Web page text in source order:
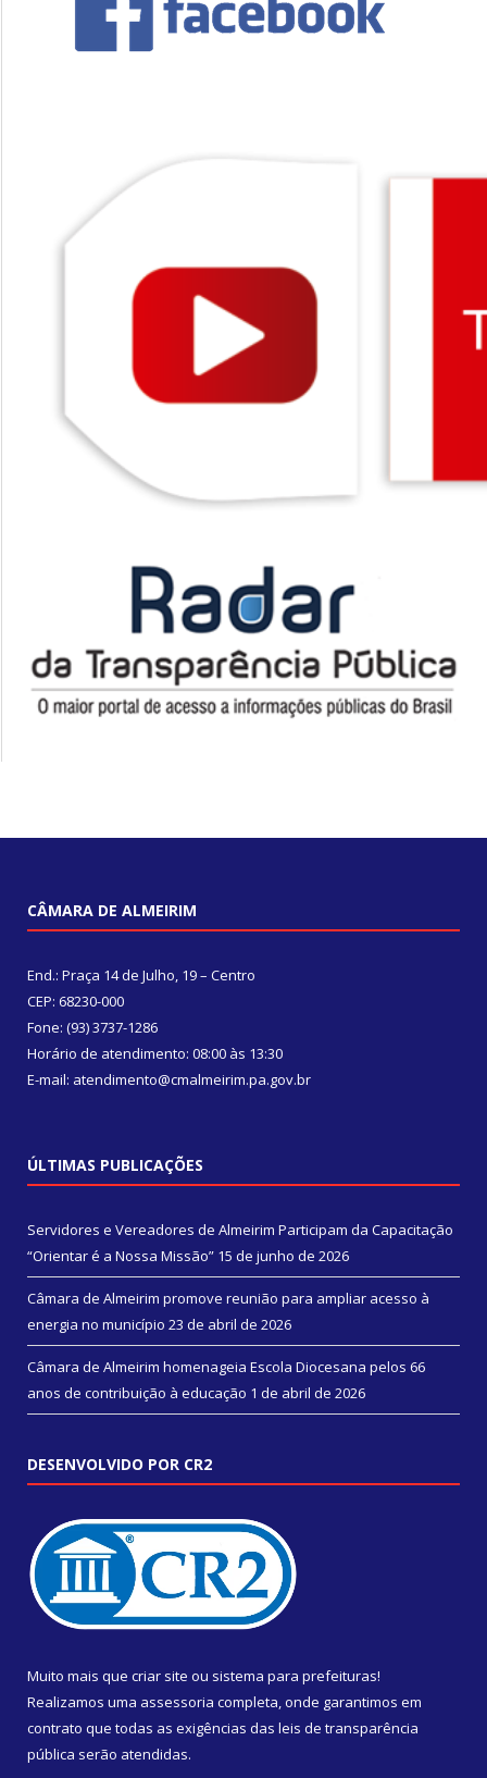
CÂMARA DE ALMEIRIM
End.: Praça 14 de Julho, 19 – Centro
CEP: 68230-000
Fone: (93) 3737-1286
Horário de atendimento: 08:00 às 13:30
E-mail: atendimento@cmalmeirim.pa.gov.br
ÚLTIMAS PUBLICAÇÕES
Servidores e Vereadores de Almeirim Participam da Capacitação
“Orientar é a Nossa Missão” 15 de junho de 2026
Câmara de Almeirim promove reunião para ampliar acesso à
energia no município 23 de abril de 2026
Câmara de Almeirim homenageia Escola Diocesana pelos 66
anos de contribuição à educação 1 de abril de 2026
DESENVOLVIDO POR CR2
Muito mais que criar site ou sistema para prefeituras!
Realizamos uma assessoria completa, onde garantimos em
contrato que todas as exigências das leis de transparência
pública serão atendidas.